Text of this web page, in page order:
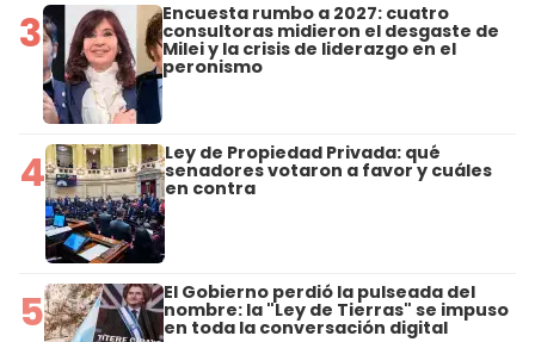
3 Encuesta rumbo a 2027: cuatro
consultoras midieron el desgaste de
Milei y la crisis de liderazgo en el
peronismo
4 Ley de Propiedad Privada: qué
senadores votaron a favor y cuáles
en contra
5 El Gobierno perdió la pulseada del
nombre: la "Ley de Tierras" se impuso
en toda la conversación digital